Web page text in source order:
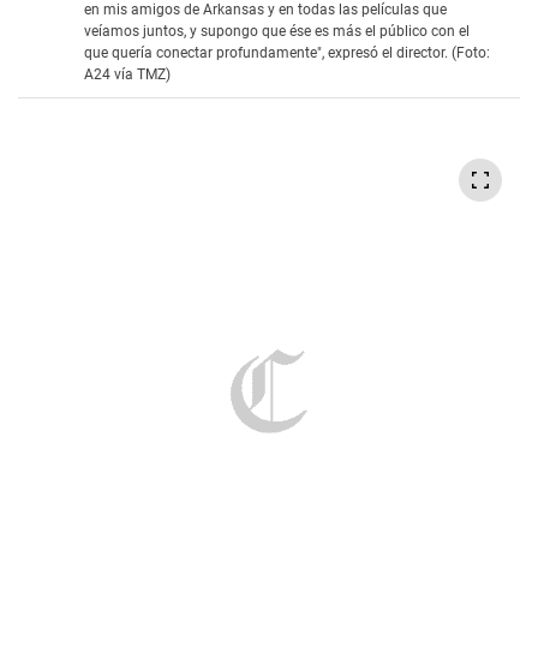
en mis amigos de Arkansas y en todas las películas que
veíamos juntos, y supongo que ése es más el público con el
que quería conectar profundamente", expresó el director. (Foto:
A24 vía TMZ)